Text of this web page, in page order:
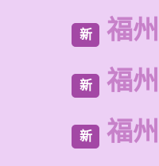
新 福
新 福
新 福